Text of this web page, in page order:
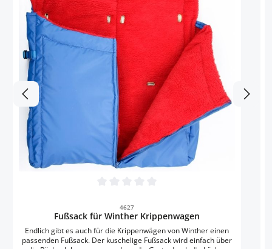
4627
Fußsack für Winther Krippenwagen
Endlich gibt es auch für die Krippenwägen von Winther einen
passenden Fußsack. Der kuschelige Fußsack wird einfach über